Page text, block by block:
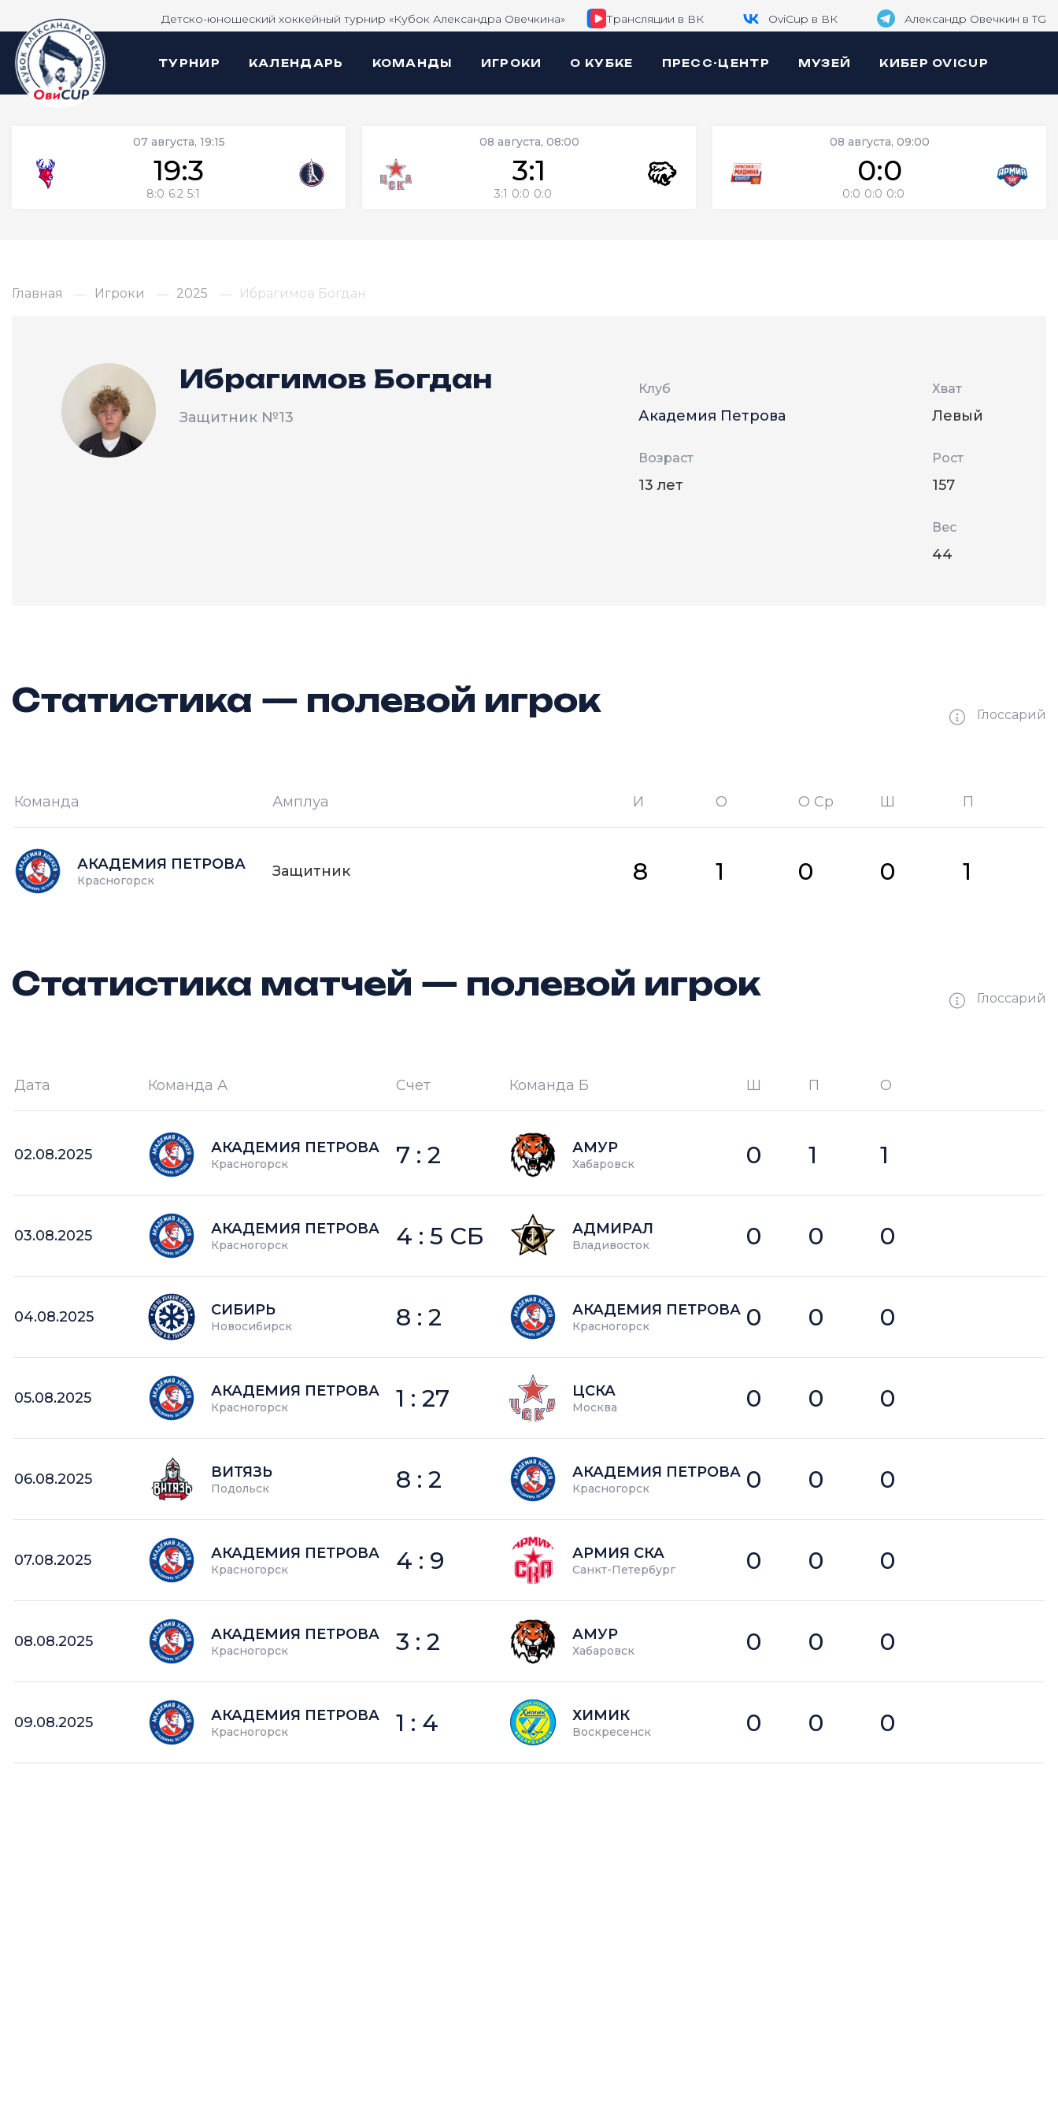
Детско-юношеский хоккейный турнир «Кубок Александра Овечкина» Трансляции в ВК OviCup в ВК Александр Овечкин в TG
ТУРНИР КАЛЕНДАРЬ КОМАНДЫ ИГРОКИ О КУБКЕ ПРЕСС-ЦЕНТР МУЗЕЙ КИБЕР OVICUP
07 августа, 19:15
19:3
8:0 6:2 5:1
08 августа, 08:00
3:1
3:1 0:0 0:0
08 августа, 09:00
0:0
0:0 0:0 0:0
Главная Игроки 2025 Ибрагимов Богдан
Ибрагимов Богдан
Защитник №13
Клуб
Академия Петрова
Возраст
13 лет
Хват
Левый
Рост
157
Вес
44
Статистика — полевой игрок Глоссарий
Команда Амплуа И О О Ср Ш П
АКАДЕМИЯ ПЕТРОВА
Красногорск
Защитник 8 1 0 0 1
Статистика матчей — полевой игрок Глоссарий
Дата Команда А Счет Команда Б Ш П О
02.08.2025 АКАДЕМИЯ ПЕТРОВА
Красногорск 7 : 2 АМУР
Хабаровск 0 1 1
03.08.2025 АКАДЕМИЯ ПЕТРОВА
Красногорск 4 : 5 СБ АДМИРАЛ
Владивосток 0 0 0
04.08.2025 СИБИРЬ
Новосибирск 8 : 2 АКАДЕМИЯ ПЕТРОВА
Красногорск 0 0 0
05.08.2025 АКАДЕМИЯ ПЕТРОВА
Красногорск 1 : 27 ЦСКА
Москва 0 0 0
06.08.2025 ВИТЯЗЬ
Подольск 8 : 2 АКАДЕМИЯ ПЕТРОВА
Красногорск 0 0 0
07.08.2025 АКАДЕМИЯ ПЕТРОВА
Красногорск 4 : 9 АРМИЯ СКА
Санкт-Петербург 0 0 0
08.08.2025 АКАДЕМИЯ ПЕТРОВА
Красногорск 3 : 2 АМУР
Хабаровск 0 0 0
09.08.2025 АКАДЕМИЯ ПЕТРОВА
Красногорск 1 : 4 ХИМИК
Воскресенск 0 0 0